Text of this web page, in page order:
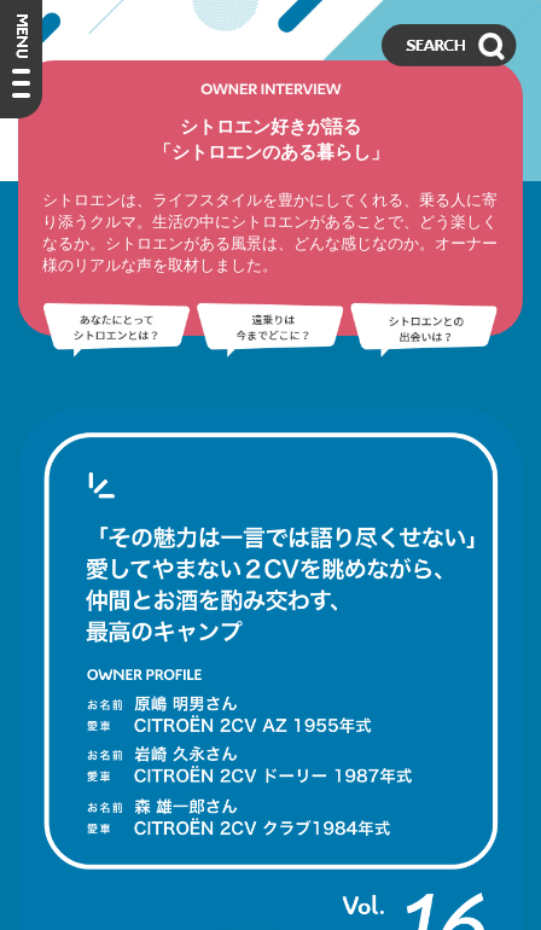
シトロエン好きが語る
「シトロエンのある暮らし」
シトロエンは、ライフスタイルを豊かにしてくれる、乗る人に寄
り添うクルマ。 生活の中にシトロエンがあることで、どう楽しく
なるか。 シトロエンがある風景は、どんな感じなのか。 オーナー
様のリアルな声を取材しました。